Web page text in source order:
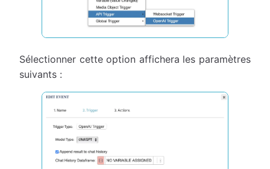
Sélectionner cette option affichera les paramètres
suivants :